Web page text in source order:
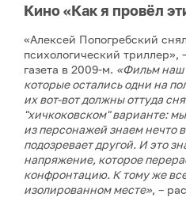
Кино «Как я провёл
«Алексей Попогребский
психологический триллер»,
газета в 2009-м. «Фильм наш
которые остались одни на
их вот-вот должны оттуда
"хичкоковском" варианте:
из персонажей знаем нечто
подозревает другой. И это
напряжение, которое
конфронтацию. К тому же
изолированном месте», –